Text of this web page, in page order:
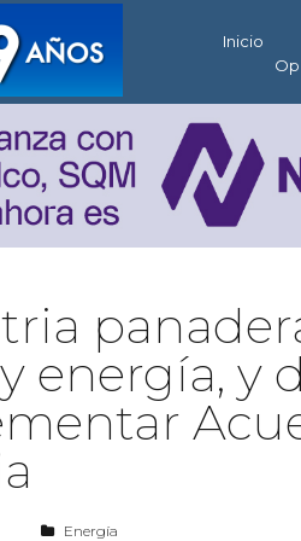
Inicio
energía, y
Energía